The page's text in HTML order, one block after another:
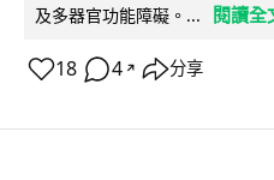
及多器官功能障礙。...
閱讀全
18 4 ↗ 分享